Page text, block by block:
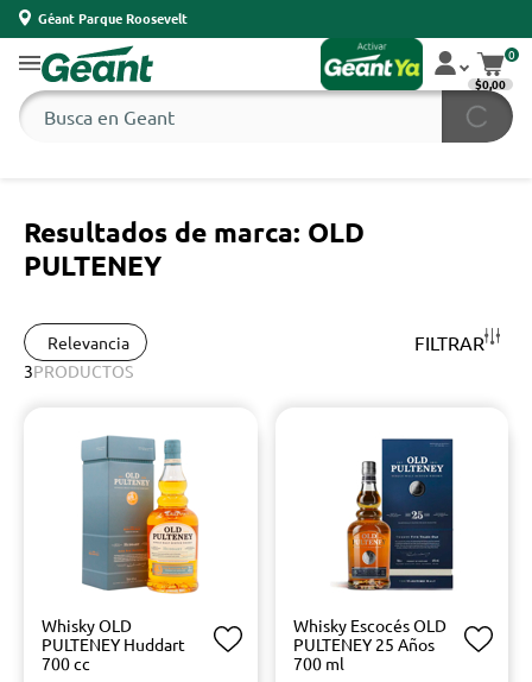
Géant Parque Roosevelt
0
$0,00
Resultados de marca: OLD
PULTENEY
Relevancia FILTRAR
3PRODUCTOS
Whisky OLD
PULTENEY Huddart
700 cc
Whisky Escocés OLD
PULTENEY 25 Años
700 ml